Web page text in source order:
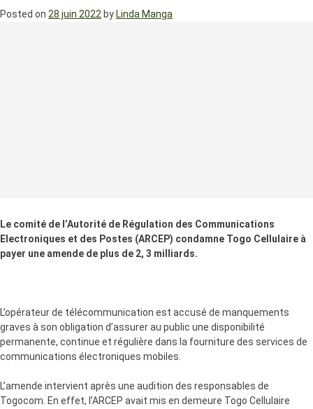
Posted on 28 juin 2022 by Linda Manga
Le comité de l’Autorité de Régulation des Communications
Electroniques et des Postes (ARCEP) condamne Togo Cellulaire à
payer une amende de plus de 2, 3 milliards.
L’opérateur de télécommunication est accusé de manquements
graves à son obligation d’assurer au public une disponibilité
permanente, continue et régulière dans la fourniture des services de
communications électroniques mobiles.
L’amende intervient après une audition des responsables de
Togocom. En effet, l’ARCEP avait mis en demeure Togo Cellulaire